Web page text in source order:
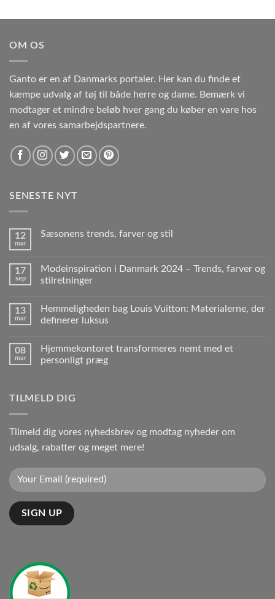
OM OS
Ganto er en af Danmarks portaler. Her kan du finde et
kæmpe udvalg af tøj til både herre og dame. Bemærk vi
modtager et mindre beløb hver gang du køber en vare hos
en af vores samarbejdspartnere.
SENESTE NYT
12
mar
Sæsonens trends, farver og stil
17
sep
Modeinspiration i Danmark 2024 – Trends, farver og
stilretninger
13
mar
Hemmeligheden bag Louis Vuitton: Materialerne, der
definerer luksus
08
mar
Hjemmekontoret transformeres nemt med et
personligt præg
TILMELD DIG
Tilmeld dig vores nyhedsbrev og modtag nyheder om
udsalg, rabatter og meget mere!